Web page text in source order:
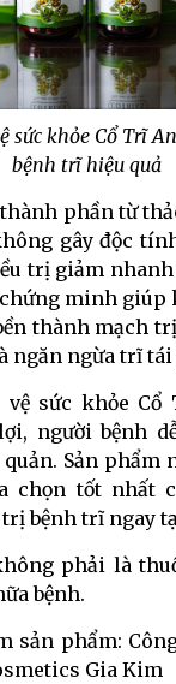
sức khỏe Cổ Trĩ
bệnh trĩ hiệu quả
phần từ
gây độc
trị giảm
minh giúp
thành mạch
ngăn ngừa trĩ
vệ sức khỏe
người bệnh
quản. Sản phẩm
chọn tốt nhất
bệnh trĩ ngay
phải là
bệnh.
sản phẩm:
Gia Kim